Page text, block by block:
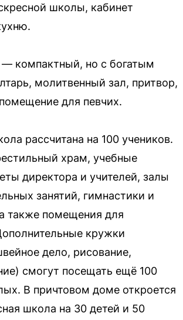
школы, кабинет
компактный, но с богатым
молитвенный зал, притвор,
для певчих.
рассчитана на 100 учеников.
храм, учебные
директора и учителей, залы
занятий, гимнастики и
также помещения для
кружки
дело, рисование,
смогут посещать ещё 100
В причтовом доме откроется
школа на 30 детей и 50